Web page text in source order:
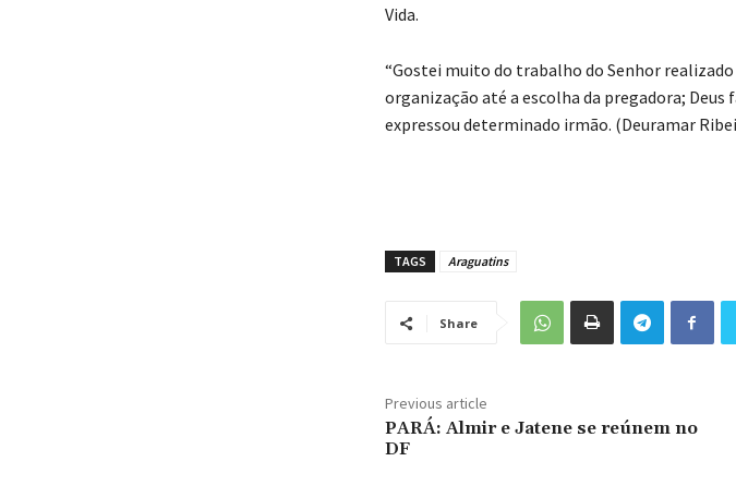
Vida.
“Gostei muito do trabalho do Senhor realizado
organização até a escolha da pregadora;
expressou determinado irmão. (Deuramar
TAGS Araguatins
Share
Previous article
PARÁ: Almir e Jatene se reúnem no
DF